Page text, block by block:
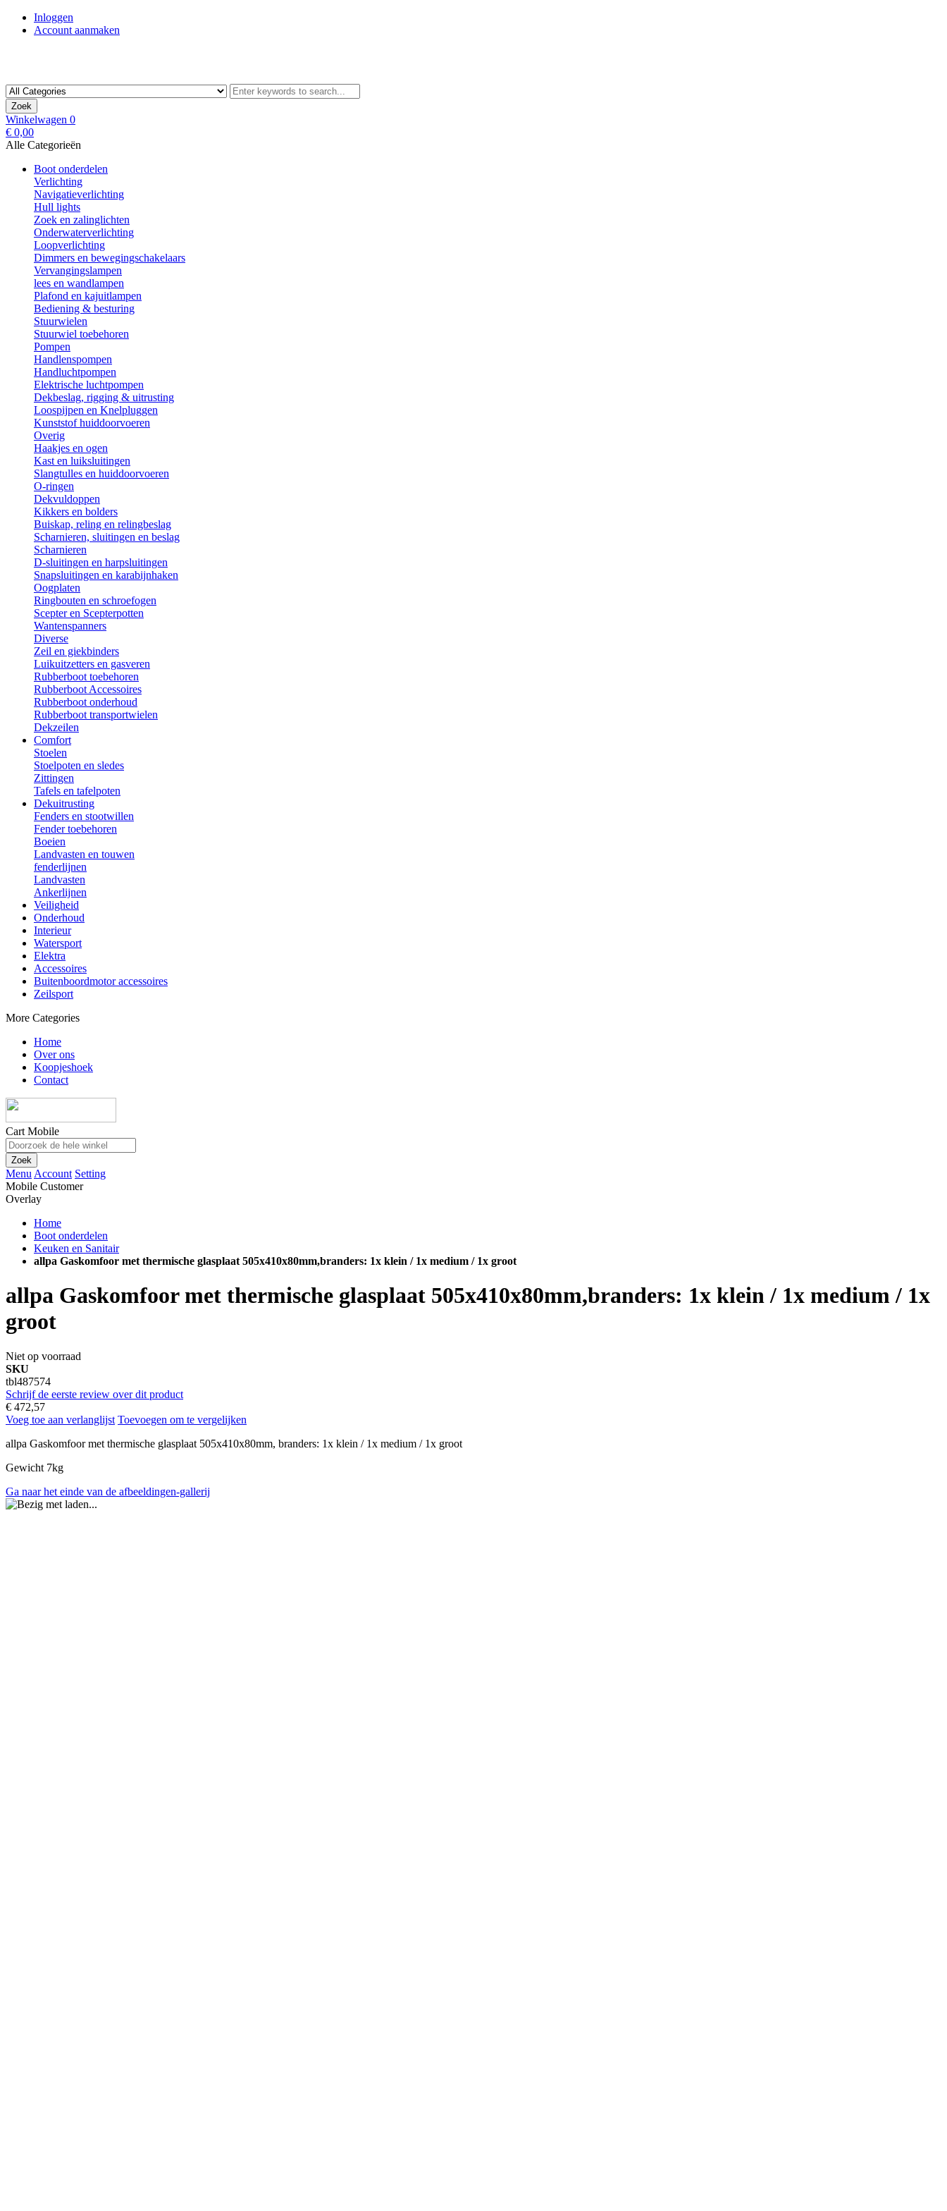
Inloggen
Account aanmaken
Zoek
Winkelwagen 0
€ 0,00
Alle Categorieën
Boot onderdelen
Verlichting
Navigatieverlichting
Hull lights
Zoek en zalinglichten
Onderwaterverlichting
Loopverlichting
Dimmers en bewegingschakelaars
Vervangingslampen
lees en wandlampen
Plafond en kajuitlampen
Bediening & besturing
Stuurwielen
Stuurwiel toebehoren
Pompen
Handlenspompen
Handluchtpompen
Elektrische luchtpompen
Dekbeslag, rigging & uitrusting
Loospijpen en Knelpluggen
Kunststof huiddoorvoeren
Overig
Haakjes en ogen
Kast en luiksluitingen
Slangtulles en huiddoorvoeren
O-ringen
Dekvuldoppen
Kikkers en bolders
Buiskap, reling en relingbeslag
Scharnieren, sluitingen en beslag
Scharnieren
D-sluitingen en harpsluitingen
Snapsluitingen en karabijnhaken
Oogplaten
Ringbouten en schroefogen
Scepter en Scepterpotten
Wantenspanners
Diverse
Zeil en giekbinders
Luikuitzetters en gasveren
Rubberboot toebehoren
Rubberboot Accessoires
Rubberboot onderhoud
Rubberboot transportwielen
Dekzeilen
Comfort
Stoelen
Stoelpoten en sledes
Zittingen
Tafels en tafelpoten
Dekuitrusting
Fenders en stootwillen
Fender toebehoren
Boeien
Landvasten en touwen
fenderlijnen
Landvasten
Ankerlijnen
Veiligheid
Onderhoud
Interieur
Watersport
Elektra
Accessoires
Buitenboordmotor accessoires
Zeilsport
More Categories
Home
Over ons
Koopjeshoek
Contact
Cart Mobile
Zoek
Menu Account Setting
Mobile Customer
Overlay
Home
Boot onderdelen
Keuken en Sanitair
allpa Gaskomfoor met thermische glasplaat 505x410x80mm,branders: 1x klein / 1x medium / 1x groot
allpa Gaskomfoor met thermische glasplaat 505x410x80mm,branders: 1x klein / 1x medium / 1x
groot
Niet op voorraad
SKU
tbl487574
Schrijf de eerste review over dit product
€ 472,57
Voeg toe aan verlanglijst Toevoegen om te vergelijken
allpa Gaskomfoor met thermische glasplaat 505x410x80mm, branders: 1x klein / 1x medium / 1x groot
Gewicht 7kg
Ga naar het einde van de afbeeldingen-gallerij